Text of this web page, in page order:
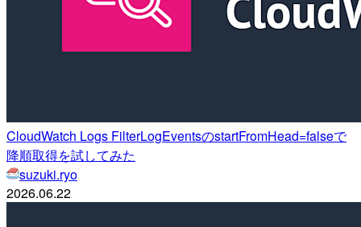
CloudWatch Logs FilterLogEventsのstartFromHead=falseで
降順取得を試してみた
suzuki.ryo
2026.06.22